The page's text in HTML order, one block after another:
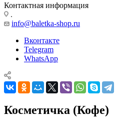
Контактная информация
.
info@baletka-shop.ru
Вконтакте
Telegram
WhatsApp
Косметичка (Кофе)